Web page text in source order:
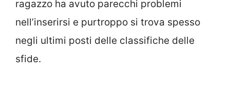
ragazzo ha avuto parecchi problemi
nell’inserirsi e purtroppo si trova spesso
negli ultimi posti delle classifiche delle
sfide.